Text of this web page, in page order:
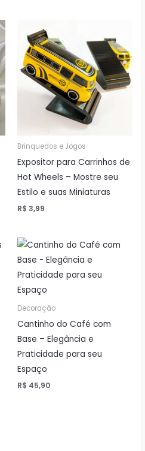
Brinquedos e Jogos
Expositor para Carrinhos de
Hot Wheels – Mostre seu
Estilo e suas Miniaturas
R$ 3,99
Decoração
Cantinho do Café com
Base – Elegância e
Praticidade para seu
Espaço
R$ 45,90